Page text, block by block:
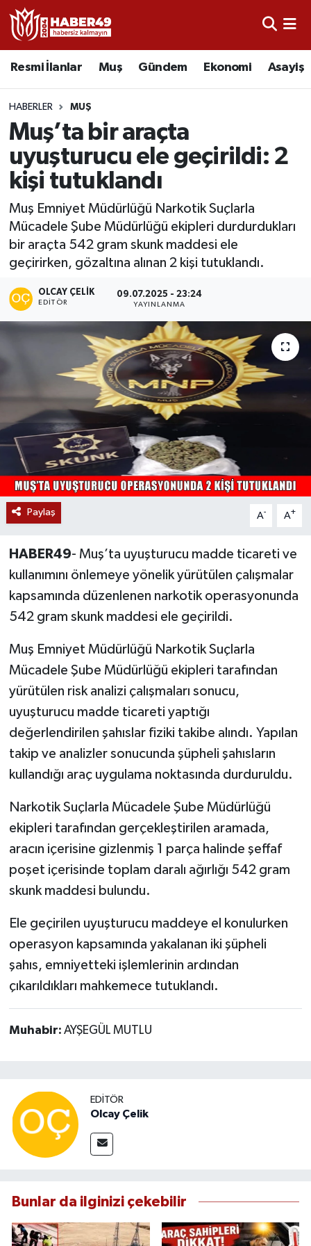
Resmi İlanlar Muş Gündem Ekonomi Asayiş
HABERLER MUŞ
Muş’ta bir araçta
uyuşturucu ele geçirildi: 2
kişi tutuklandı
Muş Emniyet Müdürlüğü Narkotik Suçlarla
Mücadele Şube Müdürlüğü ekipleri durdurdukları
bir araçta 542 gram skunk maddesi ele
geçirirken, gözaltına alınan 2 kişi tutuklandı.
OLCAY ÇELIK
EDITÖR
09.07.2025 - 23:24
YAYINLANMA
Paylaş A- A+
HABER49- Muş’ta uyuşturucu madde ticareti ve
kullanımını önlemeye yönelik yürütülen çalışmalar
kapsamında düzenlenen narkotik operasyonunda
542 gram skunk maddesi ele geçirildi.
Muş Emniyet Müdürlüğü Narkotik Suçlarla
Mücadele Şube Müdürlüğü ekipleri tarafından
yürütülen risk analizi çalışmaları sonucu,
uyuşturucu madde ticareti yaptığı
değerlendirilen şahıslar fiziki takibe alındı. Yapılan
takip ve analizler sonucunda şüpheli şahısların
kullandığı araç uygulama noktasında durduruldu.
Narkotik Suçlarla Mücadele Şube Müdürlüğü
ekipleri tarafından gerçekleştirilen aramada,
aracın içerisine gizlenmiş 1 parça halinde şeffaf
poşet içerisinde toplam daralı ağırlığı 542 gram
skunk maddesi bulundu.
Ele geçirilen uyuşturucu maddeye el konulurken
operasyon kapsamında yakalanan iki şüpheli
şahıs, emniyetteki işlemlerinin ardından
çıkarıldıkları mahkemece tutuklandı.
Muhabir: AYŞEGÜL MUTLU
EDITÖR
Olcay Çelik
Bunlar da ilginizi çekebilir
Resmi İlanlar
Asayiş
Bölge
Eğitim
Sağlık
Gündem
Spor
Siyaset
Teknoloji
Kültür Sanat
Muş
Hasköy
Korkut
Bulanık
Varto
Uşak Nöbetçi Eczaneler
Uşak Hava Durumu
Uşak Namaz Vakitleri
Uşak Trafik Yoğunluk Haritası
Tüm Manşetler
Son Dakika Haberleri
Haber Arşivi